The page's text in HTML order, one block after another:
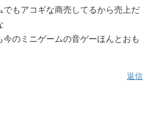
でもアコギな商売してるから売上だ
今のミニゲームの音ゲーほんとおも
返信